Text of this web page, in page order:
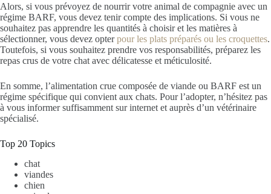
Alors, si vous prévoyez de nourrir votre animal de compagnie avec un
régime BARF, vous devez tenir compte des implications. Si vous ne
souhaitez pas apprendre les quantités à choisir et les matières à
sélectionner, vous devez opterpour les plats préparés ou les croquettes.
Toutefois, si vous souhaitez prendre vos responsabilités, préparez les
repas crus de votre chat avec délicatesse et méticulosité.
En somme, l’alimentation crue composée de viande ou BARF est un
régime spécifique qui convient aux chats. Pour l’adopter, n’hésitez pas
à vous informer suffisamment sur internet et auprès d’un vétérinaire
spécialisé.
Top 20 Topics
chat
viandes
chien